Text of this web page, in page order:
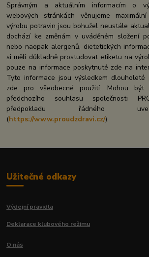
Správným a aktuálním informacím o
webových stránkách věnujeme
výrobu potravin jsou bohužel neustále
dochází ke změnám v uváděném složení
nebo naopak alergenů, dietetických
si měli důkladně prostudovat etiketu na
pouze na informace poskytnuté zde na
Tyto informace jsou výsledkem
zde pro všeobecné použití. Mohou být
předchozího souhlasu společnosti
předpokladu řádného
(https://www.proudzdravi.cz/).
Užitečné odkazy
Výdejní pravidla
Deklarace klubového režimu
O nás